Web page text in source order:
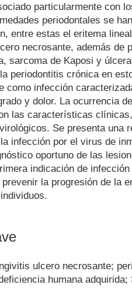
particularmente con
periodontales se
entre estas el eritema
necrosante, además de
sarcoma de Kaposi y
periodontitis crónica en
como infección
y dolor. La ocurrencia
las características
Se presenta una
infección por el virus de
oportuno de las
indicación de
la progresión de la
ulcero necrosante;
humana adquirida;